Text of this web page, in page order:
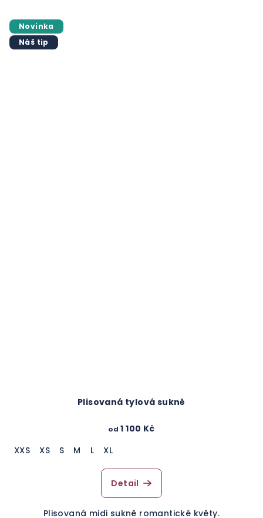
Novinka
Náš tip
Plisovaná tylová sukně
od 1 100 Kč
XXS
XS S M L XL
Detail
Plisovaná midi sukně romantické květy.